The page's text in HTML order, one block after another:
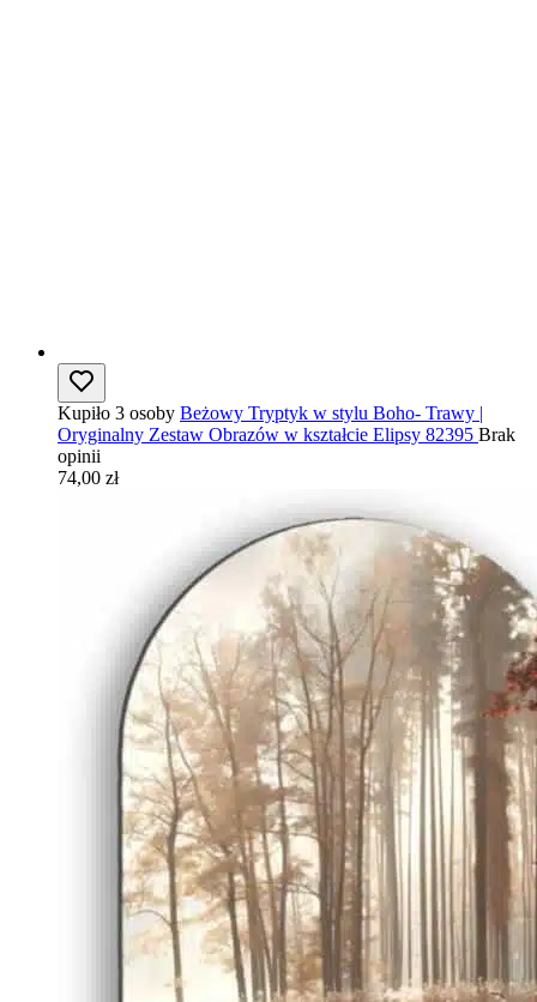
Kupiło 3 osoby Beżowy Tryptyk w stylu Boho- Trawy |
Oryginalny Zestaw Obrazów w kształcie Elipsy 82395 Brak
opinii
74,00 zł